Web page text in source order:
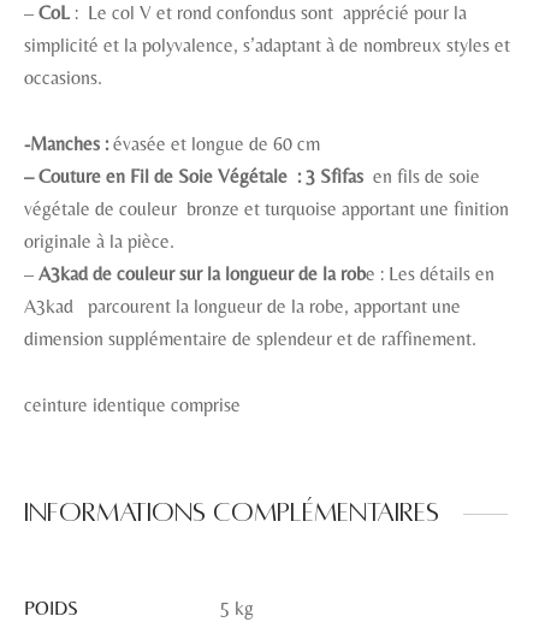
– CoL : Le col V et rond confondus sont apprécié pour la
simplicité et la polyvalence, s’adaptant à de nombreux styles et
occasions.
-Manches :évasée et longue de 60 cm
– Couture en Fil de Soie Végétale : 3 Sfifas en fils de soie
végétale de couleur bronze et turquoise apportant une finition
originale à la pièce.
– A3kad de couleur sur la longueur de la robe : Les détails en
A3kad parcourent la longueur de la robe, apportant une
dimension supplémentaire de splendeur et de raffinement.
ceinture identique comprise
Informations complémentaires
POIDS 5 kg